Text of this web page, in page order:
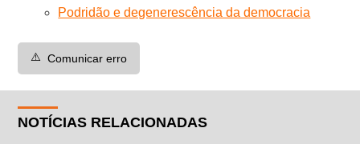
Podridão e degenerescência da democracia
⚠️ Comunicar erro
NOTÍCIAS RELACIONADAS